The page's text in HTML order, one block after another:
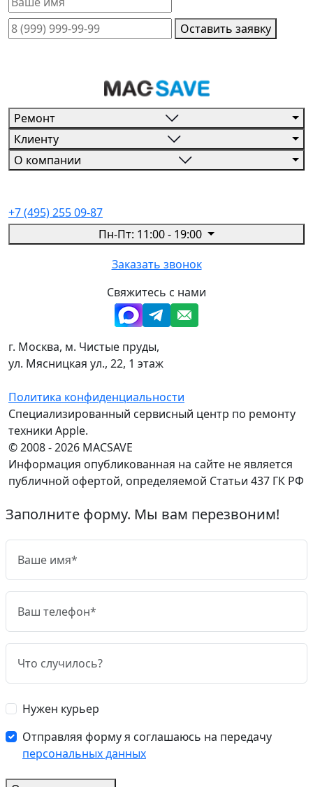
Оставить заявку
Ремонт
Клиенту
О компании
+7 (495) 255 09-87
Пн-Пт: 11:00 - 19:00
Заказать звонок
Свяжитесь с нами
г. Москва, м. Чистые пруды,
ул. Мясницкая ул., 22, 1 этаж
Политика конфиденциальности
Специализированный сервисный центр по ремонту
техники Apple.
© 2008 - 2026 MACSAVE
Информация опубликованная на сайте не является
публичной офертой, определяемой Статьи 437 ГК РФ
Заполните форму. Мы вам перезвоним!
Нужен курьер
Отправляя форму я соглашаюсь на передачу
персональных данных